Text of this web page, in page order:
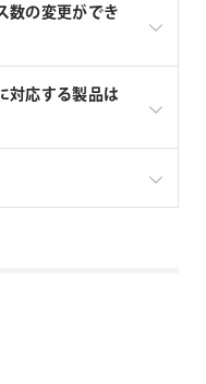
数の変更ができ
ライセンスご購入
なります。複数ラ
対応する製品は
スの取扱いがあり
ティングライセン